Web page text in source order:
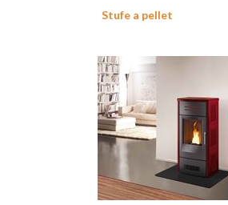
Stufe a pellet